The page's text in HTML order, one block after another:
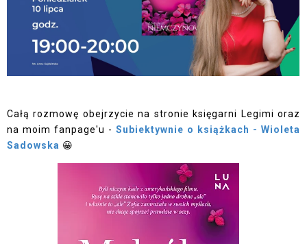
Całą rozmowę obejrzycie na stronie księgarni Legimi oraz
na moim fanpage'u - Subiektywnie o książkach - Wioleta
Sadowska 😀